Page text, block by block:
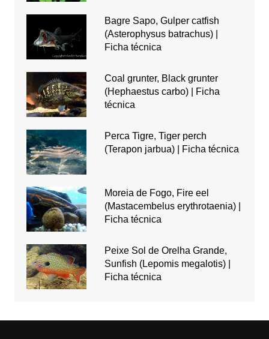
Bagre Sapo, Gulper catfish
(Asterophysus batrachus) |
Ficha técnica
Coal grunter, Black grunter
(Hephaestus carbo) | Ficha
técnica
Perca Tigre, Tiger perch
(Terapon jarbua) | Ficha técnica
Moreia de Fogo, Fire eel
(Mastacembelus erythrotaenia) |
Ficha técnica
Peixe Sol de Orelha Grande,
Sunfish (Lepomis megalotis) |
Ficha técnica